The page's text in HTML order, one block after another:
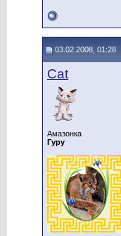
03.02.2008, 01:28
Cat
Амазонка
Гуру